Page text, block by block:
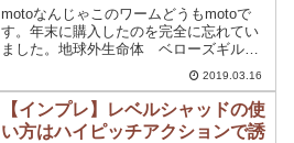
motoなんじゃこのワームどうもmotoで
す。年末に購入したのを完全に忘れてい
ました。地球外生命体 ベローズギルか
なり気になるワームだったんですが、近
隣の店舗では入荷が全くなく通販でも購
入が難しい買ったので友人に頼んで買っ
てきてもらいました...
2019.03.16
【インプレ】レベルシャッドの使
い方はハイピッチアクションで誘